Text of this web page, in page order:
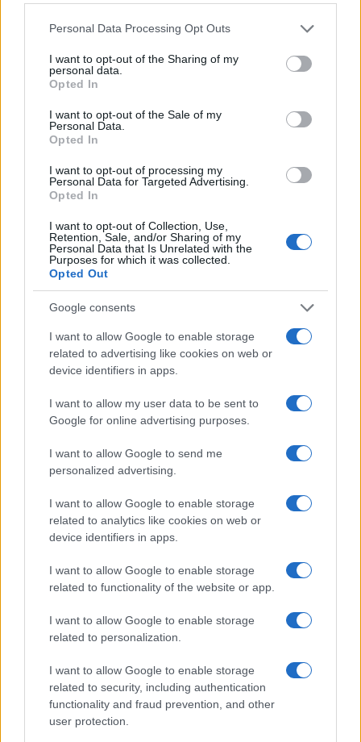
Please note that this website/app uses one or more Google
not limited to your visit or usage behaviour. You may click to
grant or deny consent to Google and its third-party tags to
use your data for below specified purposes in below Google
consent section.
Personal Data Processing Opt Outs
I want to opt-out of the Sharing of my
personal data.
Opted In
I want to opt-out of the Sale of my
Personal Data.
Opted In
I want to opt-out of processing my
Personal Data for Targeted Advertising.
Opted In
I want to opt-out of Collection, Use,
Retention, Sale, and/or Sharing of my
Personal Data that Is Unrelated with the
Purposes for which it was collected.
Opted Out
Google consents
I want to allow Google to enable storage
related to advertising like cookies on web or
device identifiers in apps.
I want to allow my user data to be sent to
Google for online advertising purposes.
I want to allow Google to send me
personalized advertising.
I want to allow Google to enable storage
related to analytics like cookies on web or
device identifiers in apps.
I want to allow Google to enable storage
related to functionality of the website or app.
I want to allow Google to enable storage
related to personalization.
I want to allow Google to enable storage
related to security, including authentication
functionality and fraud prevention, and other
user protection.
da Google News
Condividi l'articolo
F
a
ce
b
o
o
k
T
w
it
te
r
Pi
n
re
st
W
h
s
A
p
p
S
h
re
NOTIZIE RECENTI
Sangue, musica e solidarietà con Avis Olbia al
Meteo Olbia 9 agosto, temperature in calo
va avanti: “Sicilia, ci sono”
Jovanotti, Gabry Ponte e Alfa: Olbia ombelico del
mondo per una notte
Giorgia Meloni a La Maddalena, la vicesindaco:
“Orgoglio e discrezione per visita privata̶…